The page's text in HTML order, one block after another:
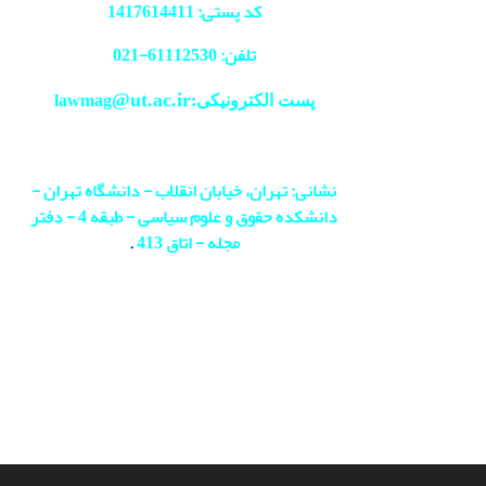
کد پستی: 1417614411
تلفن: 61112530-
021
پست الکترونیکی:lawmag@ut.ac.ir
نشانی: تهران، خیابان انقلاب - دانشگاه تهران -
دانشکده حقوق و علوم سیاسی - طبقه 4 - دفتر
مجله - اتاق 413
.